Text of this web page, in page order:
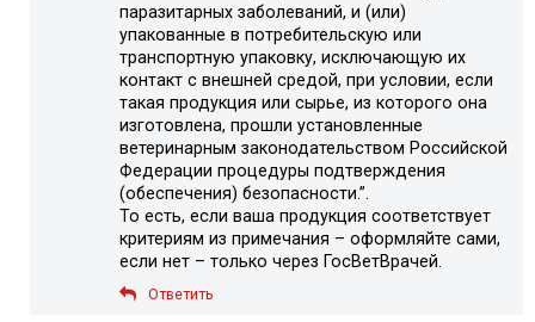
паразитарных заболеваний, и (или)
упакованные в потребительскую или
транспортную упаковку, исключающую их
контакт с внешней средой, при условии, если
такая продукция или сырье, из которого она
изготовлена, прошли установленные
ветеринарным законодательством Российской
Федерации процедуры подтверждения
(обеспечения) безопасности.”.
То есть, если ваша продукция соответствует
критериям из примечания – оформляйте сами,
если нет – только через ГосВетВрачей.
Ответить